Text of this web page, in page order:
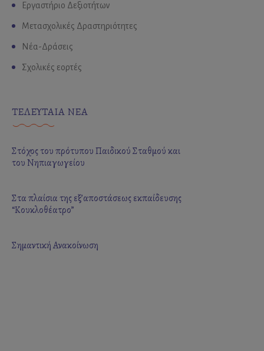
Εργαστήριο Δεξιοτήτων
Μετασχολικές Δραστηριότητες
Νέα-Δράσεις
Σχολικές εορτές
ΤΕΛΕΥΤΑΙΑ ΝΕΑ
Στόχος του πρότυπου Παιδικού Σταθμού και
του Νηπιαγωγείου
Στα πλαίσια της εξ’αποστάσεως εκπαίδευσης
“Κουκλοθέατρο”
Σημαντική Ανακοίνωση